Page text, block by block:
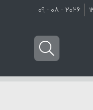
2026 - 08 - 09